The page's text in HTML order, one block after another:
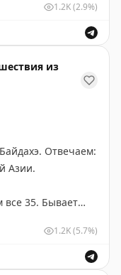
Многих можно
обязательна –
пенсионеры –
до 16:00). Мы
смогли зайти
на кассе, то с
автобус
– вызываем
внутри
почти час,
–
дают.
1.2K(2.9%)
из
Отвечаем:
Азии.
35. Бывает
не
1.2K(5.7%)